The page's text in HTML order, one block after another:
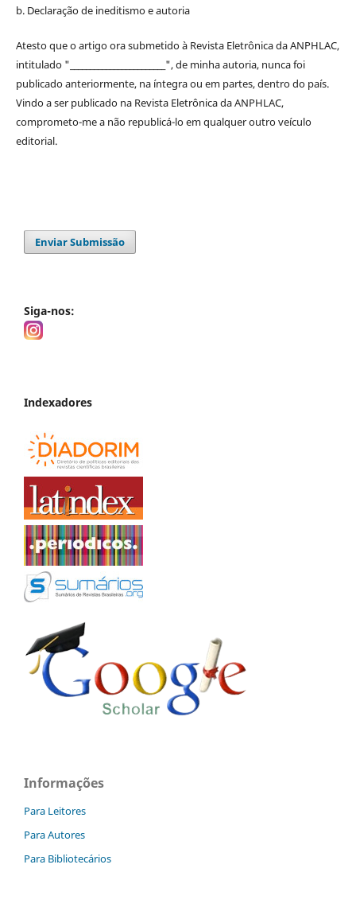
b. Declaração de ineditismo e autoria
Atesto que o artigo ora submetido à Revista Eletrônica da ANPHLAC,
intitulado "________________________", de minha autoria, nunca foi
publicado anteriormente, na íntegra ou em partes, dentrodo país.
Vindo a ser publicado na Revista Eletrônica da ANPHLAC,
comprometo-me a não republicá-lo em qualquer outro veículo
editorial.
Enviar Submissão
Siga-nos:
Indexadores
Informações
Para Leitores
Para Autores
Para Bibliotecários